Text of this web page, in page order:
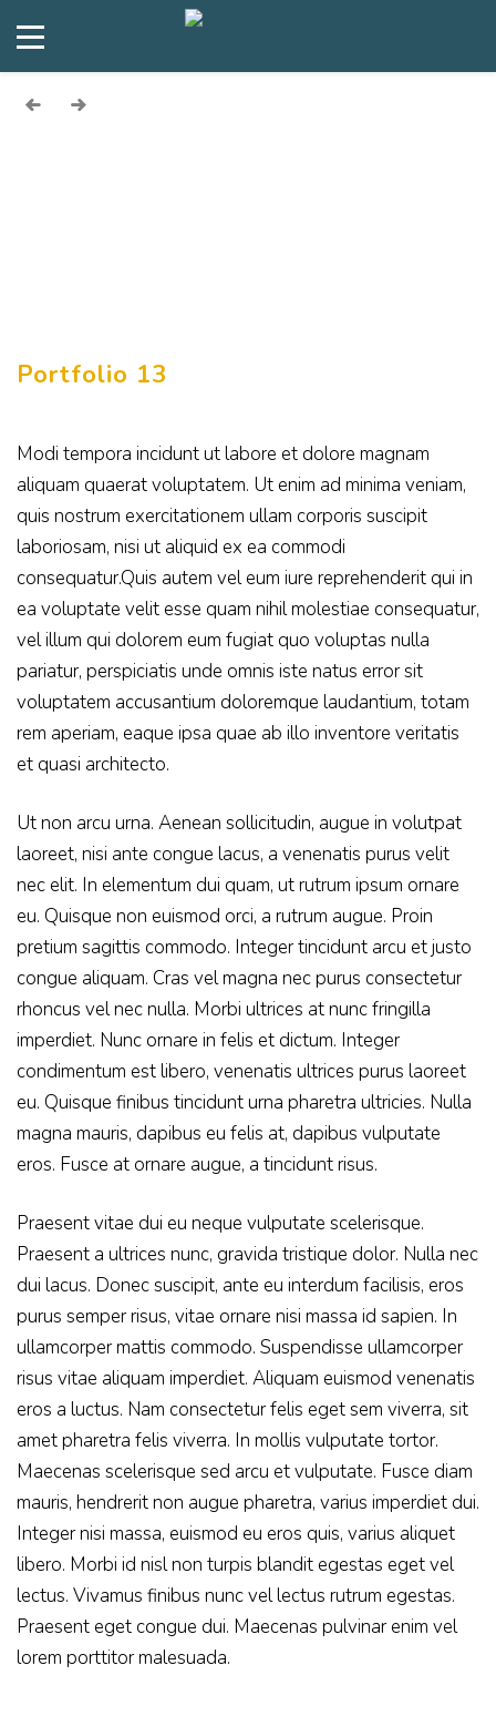
Portfolio 13
Modi tempora incidunt ut labore et dolore magnam
aliquam quaerat voluptatem. Ut enim ad minima veniam,
quis nostrum exercitationem ullam corporis suscipit
laboriosam, nisi ut aliquid ex ea commodi
consequatur.Quis autem vel eum iure reprehenderit qui in
ea voluptate velit esse quam nihil molestiae consequatur,
vel illum qui dolorem eum fugiat quo voluptas nulla
pariatur, perspiciatis unde omnis iste natus error sit
voluptatem accusantium doloremque laudantium, totam
rem aperiam, eaque ipsa quae ab illo inventore veritatis
et quasi architecto.
Ut non arcu urna. Aenean sollicitudin, augue in volutpat
laoreet, nisi ante congue lacus, a venenatis purus velit
nec elit. In elementum dui quam, ut rutrum ipsum ornare
eu. Quisque non euismod orci, a rutrum augue. Proin
pretium sagittis commodo. Integer tincidunt arcu et justo
congue aliquam. Cras vel magna nec purus consectetur
rhoncus vel nec nulla. Morbi ultrices at nunc fringilla
imperdiet. Nunc ornare in felis et dictum. Integer
condimentum est libero, venenatis ultrices purus laoreet
eu. Quisque finibus tincidunt urna pharetra ultricies. Nulla
magna mauris, dapibus eu felis at, dapibus vulputate
eros. Fusce at ornare augue, a tincidunt risus.
Praesent vitae dui eu neque vulputate scelerisque.
Praesent a ultrices nunc, gravida tristique dolor. Nulla nec
dui lacus. Donec suscipit, ante eu interdum facilisis, eros
purus semper risus, vitae ornare nisi massa id sapien. In
ullamcorper mattis commodo. Suspendisse ullamcorper
risus vitae aliquam imperdiet. Aliquam euismod venenatis
eros a luctus. Nam consectetur felis eget sem viverra, sit
amet pharetra felis viverra. In mollis vulputate tortor.
Maecenas scelerisque sed arcu et vulputate. Fusce diam
mauris, hendrerit non augue pharetra, varius imperdiet dui.
Integer nisi massa, euismod eu eros quis, varius aliquet
libero. Morbi id nisl non turpis blandit egestas eget vel
lectus. Vivamus finibus nunc vel lectus rutrum egestas.
Praesent eget congue dui. Maecenas pulvinar enim vel
lorem porttitor malesuada.